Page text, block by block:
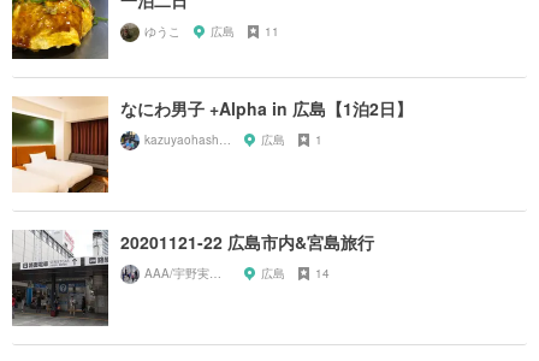
ゆうこ 広島 11
なにわ男子 +Alpha in 広島【1泊2日】
広島 1
20201121-22 広島市内&宮島旅行
広島 14